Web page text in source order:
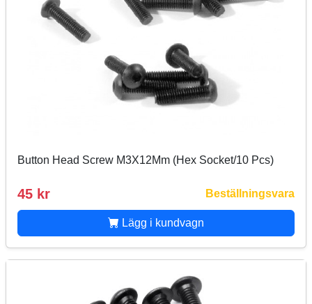
Button Head Screw M3X12Mm (Hex Socket/10 Pcs)
45 kr Beställningsvara
Lägg i kundvagn